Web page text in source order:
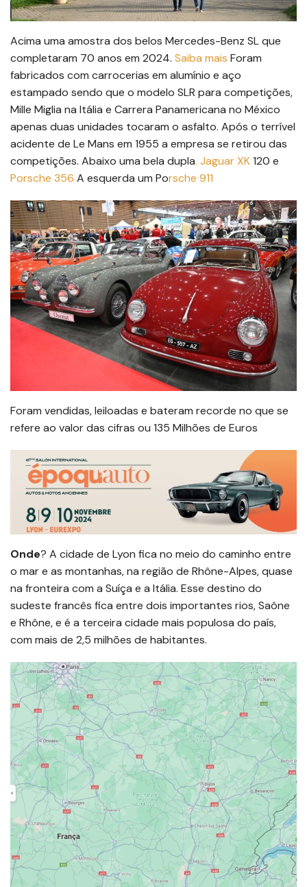
Acima uma amostra dos belos Mercedes-Benz SL que
completaram 70 anos em 2024. Saiba mais Foram
fabricados com carrocerias em alumínio e aço
estampado sendo que o modelo SLR para competições,
Mille Miglia na Itália e Carrera Panamericana no México
apenas duas unidades tocaram o asfalto. Após o terrível
acidente de Le Mans em 1955 a empresa se retirou das
competições. Abaixo uma bela dupla. Jaguar XK120 e
Porsche 356 A esquerda um Porsche 911
Foram vendidas, leiloadas e bateram recorde no que se
refere ao valor das cifras ou 135 Milhões de Euros
Onde? A cidade de Lyon fica no meio do caminho entre
o mar e as montanhas, na região de Rhône-Alpes, quase
na fronteira com a Suíça e a Itália. Esse destino do
sudeste francês fica entre dois importantes rios, Saône
e Rhône, e é a terceira cidade mais populosa do país,
com mais de 2,5 milhões de habitantes.